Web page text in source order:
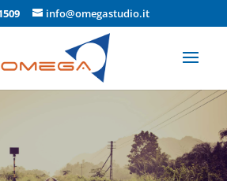
info@omegastudio.it